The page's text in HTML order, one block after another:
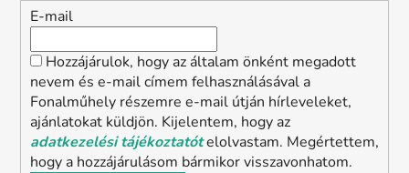
E-mail
Hozzájárulok, hogy az általam önként megadott
nevem és e-mail címem felhasználásával a
Fonalműhely részemre e-mail útján hírleveleket,
ajánlatokat küldjön. Kijelentem, hogy az
adatkezelési tájékoztatótelolvastam. Megértettem,
hogy a hozzájárulásom bármikor visszavonhatom.